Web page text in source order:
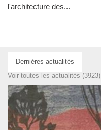
l'architecture des...
Dernières actualités
Voir toutes les actualités (3923)